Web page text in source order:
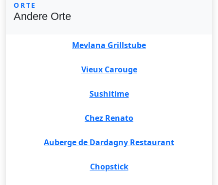
ORTE
Andere Orte
Mevlana Grillstube
Vieux Carouge
Sushitime
Chez Renato
Auberge de Dardagny Restaurant
Chopstick